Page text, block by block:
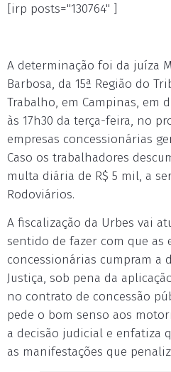
[irp posts="130764" ]
A determinação foi da juíza
Barbosa, da 15ª Região do
Trabalho, em Campinas, em
às 17h30 da terça-feira, no
empresas concessionárias
Caso os trabalhadores
multa diária de R$ 5 mil, a
Rodoviários.
A fiscalização da Urbes vai
sentido de fazer com que as
concessionárias cumpram a
Justiça, sob pena da
no contrato de concessão
pede o bom senso aos
a decisão judicial e enfatiza
as manifestações que